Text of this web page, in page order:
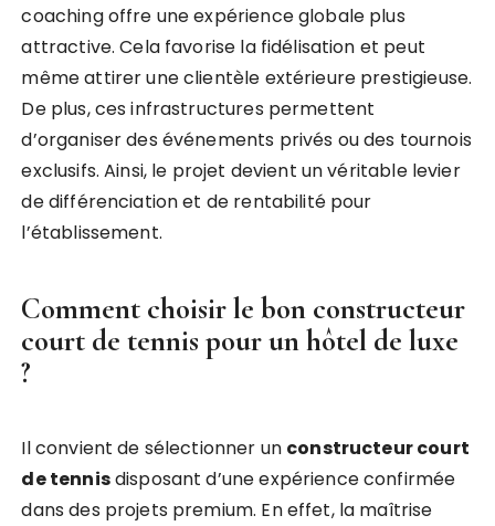
coaching offre une expérience globale plus
attractive. Cela favorise la fidélisation et peut
même attirer une clientèle extérieure prestigieuse.
De plus, ces infrastructures permettent
d’organiser des événements privés ou des tournois
exclusifs. Ainsi, le projet devient un véritable levier
de différenciation et de rentabilité pour
l’établissement.
Comment choisir le bon constructeur
court de tennis pour un hôtel de luxe
?
Il convient de sélectionner un constructeur court
de tennisdisposant d’une expérience confirmée
dans des projets premium. En effet, la maîtrise